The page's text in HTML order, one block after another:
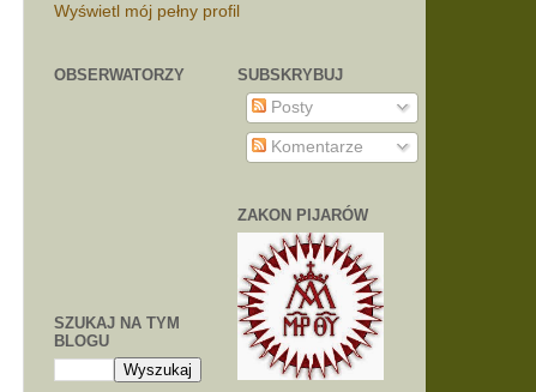
Wyświetl mój pełny profil
OBSERWATORZY
SZUKAJ NA TYM
BLOGU
SUBSKRYBUJ
Posty
Komentarze
ZAKON PIJARÓW